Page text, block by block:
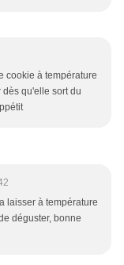
cookie à température
qu'elle sort du
laisser à température
déguster, bonne